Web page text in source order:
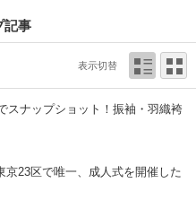
記事
表示切替
ナップショット！振袖・羽織袴
京23区で唯一、成人式を開催した